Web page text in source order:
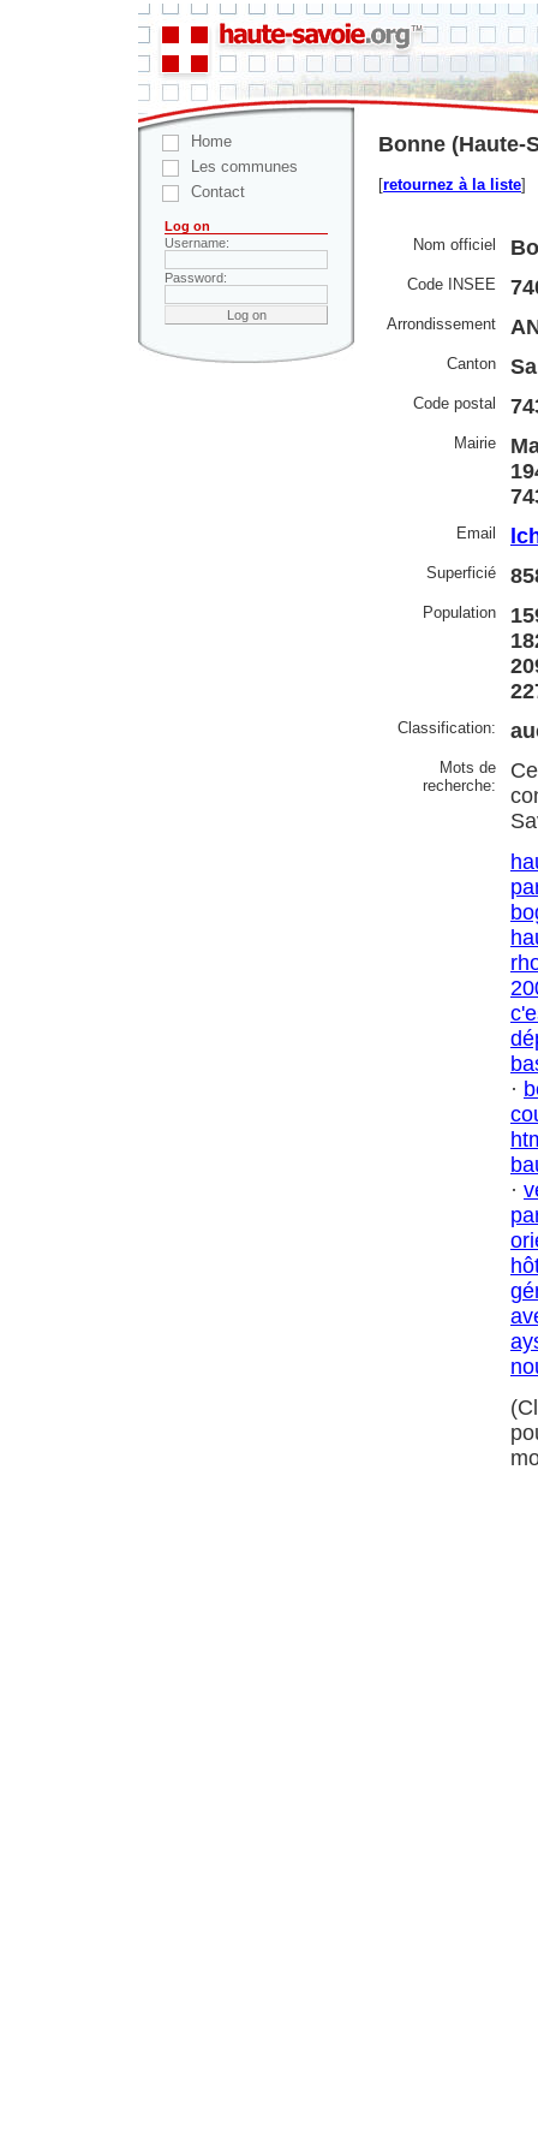
Home
Les communes
Contact
Log on
Username:
Password:
Bonne (Haute-
[retournez à la liste]
Nom officiel
Code INSEE
Arrondissement
Canton
Code postal
Mairie
Email
Superficié
Population
Classification:
Mots de
recherche:
·
·